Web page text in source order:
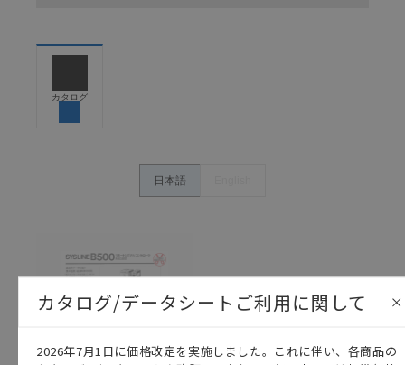
うな用途に使用される場合には、システム全体として
保できるよう設計されていること、および本製品が全
ン事例は参考用ですので、ご採用に際しては機器・装
置の機能や安全性をご確認のうえご使用ください。・
ている可能性がありますがご容赦ください。
記載されているサービス内容や連絡先等は作成当時の
ものであり、変更・改定させていただいている可能性
があります。改めて当サイトの掲載内容をご確認のう
カタログ
日本語
カタログ/データシートご利用に関して
2026年7月1日に価格改定を実施しました。これに伴い、各商品の